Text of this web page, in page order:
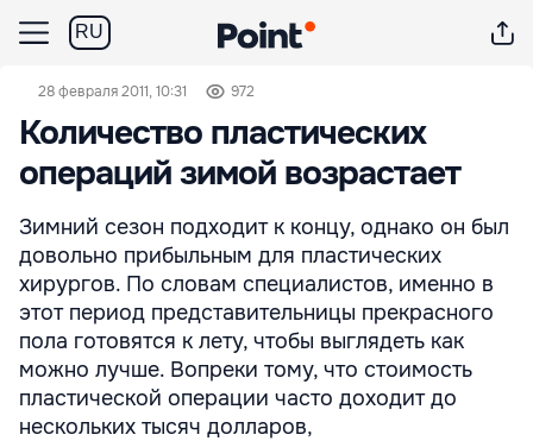
RU
28 февраля 2011, 10:31 972
Количество пластических
операций зимой возрастает
Зимний сезон подходит к концу, однако он был
довольно прибыльным для пластических
хирургов. По словам специалистов, именно в
этот период представительницы прекрасного
пола готовятся к лету, чтобы выглядеть как
можно лучше. Вопреки тому, что стоимость
пластической операции часто доходит до
нескольких тысяч долларов,